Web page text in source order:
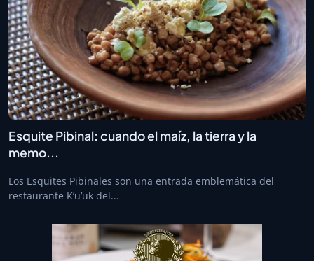
Esquite Pibinal: cuando el maíz, la tierra y la
memo...
Los Esquites Pibinales son una entrada emblemática del
restaurante K’u’uk del...